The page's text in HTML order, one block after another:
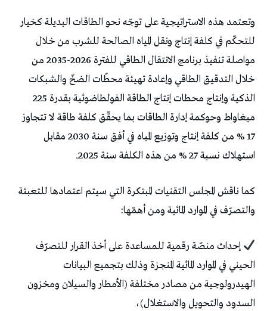
وتعتمد هذه الاستراتيجية على توجّه نحو الطاقات البديلة كخيار
للتحكّم في كلفة إنتاج ونقل المياه الصالحة للشرب من خلال
مواصلة تنفيذ برنامج الانتقال الطاقي للفترة 2026-2035 من
خلال التدقيق الطاقي وإعادة تهيئة محطّات الضخّ والشبكات
الذكية وإنتاج محطات إنتاج الطاقة الفولطاضوئية بقدرة 225
ميغاواط وحوكمة إدارة الطاقات بما يحقّق كلفة طاقة لا تتجاوز
17 % من كلفة إنتاج وتوزيع المياه في أفق سنة 2030 مقابل
استهلاك نسبة 27 % من هذه الكلفة سنة 2025.
كما ناقش المجلس التقنيات المبتكرة التي سيتم اعتمادها للتعبئة
والتصرّف في الموارد المائية ومن أهمّها:
إحداث منصّة رقمية للمساعدة على أخذ القرار للتصرّف
الحيني في الموارد المائية المنجزة وذلك بتجميع البيانات
الهيدرولوجية من مصادر مختلفة (الأمطار والسيلان ومخزون
السدود والتحويل والاستغلال)،